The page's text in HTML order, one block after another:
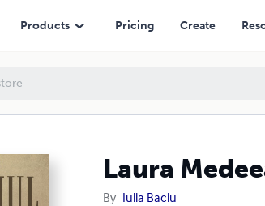
Products Pricing Create
Laura
By Iulia Baciu
Rapunzel